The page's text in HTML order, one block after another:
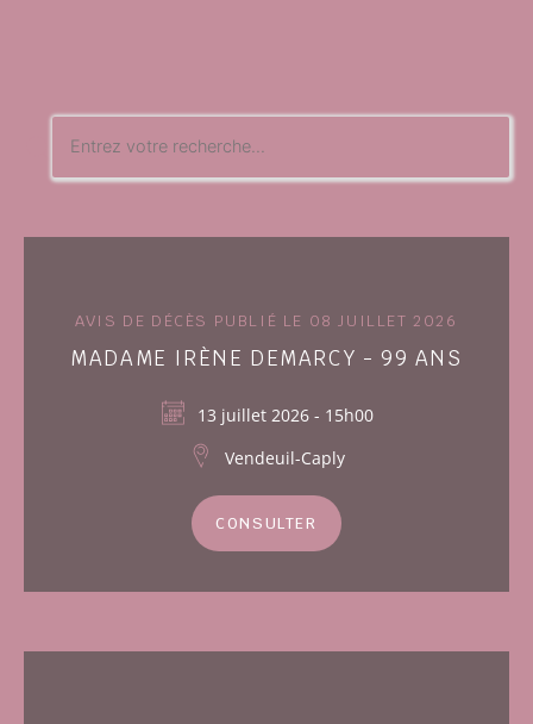
AVIS DE DÉCÈS PUBLIÉ LE 08 JUILLET 2026
MADAME IRÈNE DEMARCY - 99 ANS
13 juillet 2026 - 15h00
Vendeuil-Caply
CONSULTER